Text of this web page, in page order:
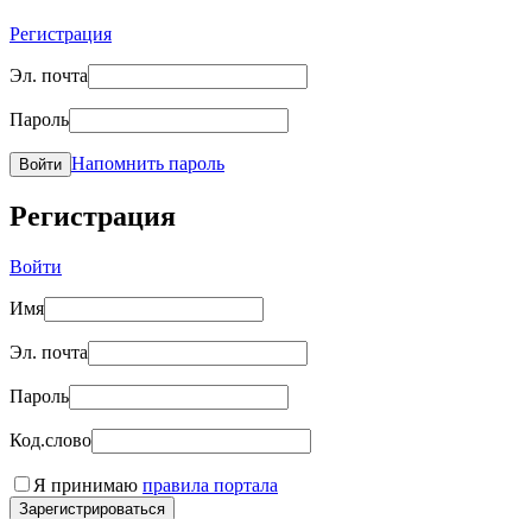
Регистрация
Эл. почта
Пароль
Войти Напомнить пароль
Регистрация
Войти
Имя
Эл. почта
Пароль
Код.слово
Я принимаю правила портала
Зарегистрироваться